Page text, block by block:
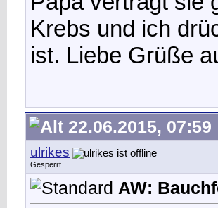
Krebs und ich
ist. Liebe Grüße
22.06.2015, 07:59
ulrikes
Gesperrt
AW: